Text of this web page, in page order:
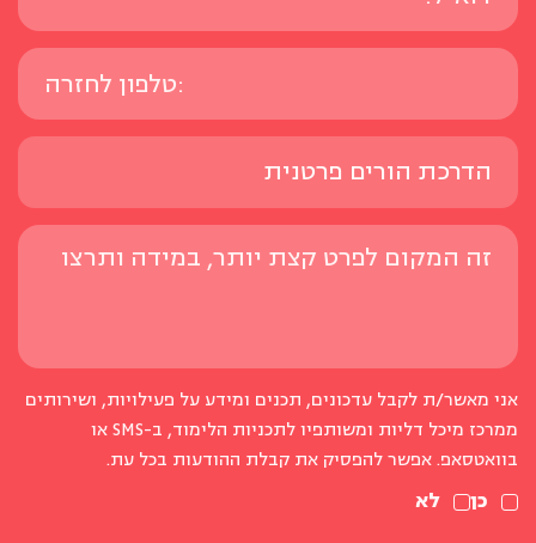
אני מאשר/ת לקבל עדכונים, תכנים ומידע על פעילויות, ושירותים
ממרכז מיכל דליות ומשותפיו לתכניות הלימוד, ב-SMS או
בוואטסאפ. אפשר להפסיק את קבלת ההודעות בכל עת.
כן
לא